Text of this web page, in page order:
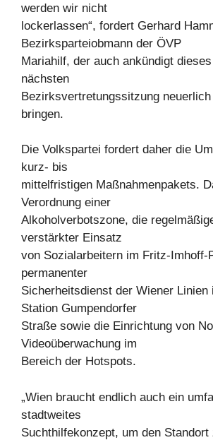
werden wir nicht
lockerlassen“, fordert Gerhard
Bezirksparteiobmann der ÖVP
Mariahilf, der auch ankündigt
nächsten
Bezirksvertretungssitzung
bringen.
Die Volkspartei fordert daher die
kurz- bis
mittelfristigen Maßnahmenpakets.
Verordnung einer
Alkoholverbotszone, die
verstärkter Einsatz
von Sozialarbeitern im Fritz-Imhoff-
permanenter
Sicherheitsdienst der Wiener Linien
Station Gumpendorfer
Straße sowie die Einrichtung von
Videoüberwachung im
Bereich der Hotspots.
„Wien braucht endlich auch ein
stadtweites
Suchthilfekonzept, um den Standort